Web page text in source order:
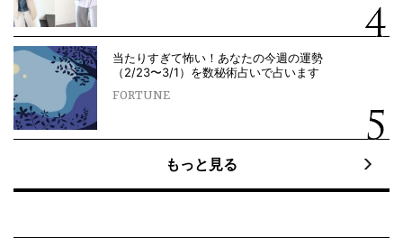
当たりすぎて怖い！あなたの今週の運勢
（2/23〜3/1）を数秘術占いで占います
FORTUNE
もっと見る